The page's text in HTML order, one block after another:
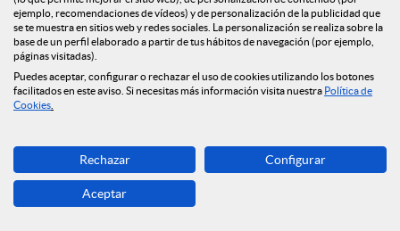
los criterios financieros, incorpora en el análisis de inversión
y en los procesos de toma de decisiones criterios de Inversión
Socialmente Responsable (ISR), compatibles con los criterios
de composición de las inversiones. Desde el Grupo Caja de
Ingenieros se apuesta de forma consistente por la ISR en los
ElFondo de Inversión Fonengin ISRes el único fondo
nacional en conseguir la certificación. Se trata de un producto
ejemplo, recomendaciones de vídeos) y de personalización de la publicidad que
se te muestra en sitios web y redes sociales. La personalización se realiza sobre la
base de un perfil elaborado a partir de tus hábitos de navegación (por ejemplo,
páginas visitadas).
Puedes aceptar, configurar o rechazar el uso de cookies utilizando los botones
facilitados en este aviso. Si necesitas más información visita nuestra Política de
Cookies
Rechazar Configurar
Aceptar